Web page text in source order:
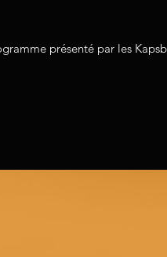
présenté par les